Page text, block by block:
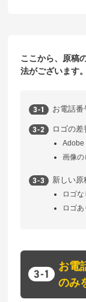
ここから、原稿
法がございます。
お電話番
ロゴの
Adobe
画像
新しい原
ロゴ
ロゴ
お電
のみ